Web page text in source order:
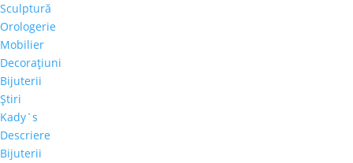
Sculptură
Orologerie
Mobilier
Decoraţiuni
Bijuterii
Ştiri
Kady`s
Descriere
Bijuterii
Luni, 2 Martie 2020, ora 18:00, în Centrul Vechi, la
Hilton Garden Inn Bucharest Old Town (str. Doamnei
nr.12), te asteptăm cu la o expozitie cu vânzare
dedicată primăverii. Printre obiectele de arta cu care
te asteptam se numara și cu mărțișoare create